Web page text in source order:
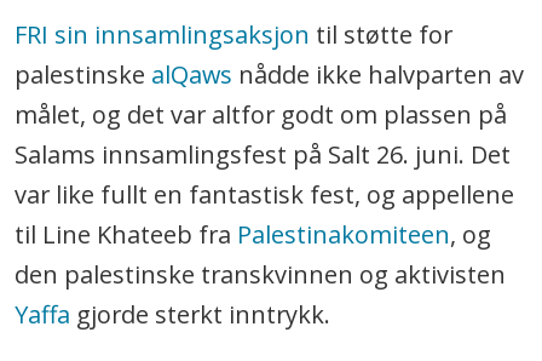
FRI sin innsamlingsaksjon til støtte for
palestinske alQaws nådde ikke halvparten av
målet, og det var altfor godt om plassen på
Salams innsamlingsfest på Salt 26. juni. Det
var like fullt en fantastisk fest, og appellene
til Line Khateeb fra Palestinakomiteen, og
den palestinske transkvinnen og aktivisten
Yaffa gjorde sterkt inntrykk.